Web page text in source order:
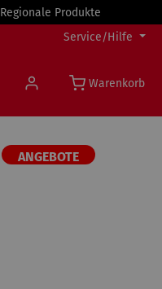
Regionale Produkte
Service/Hilfe
Warenkorb
ANGEBOTE